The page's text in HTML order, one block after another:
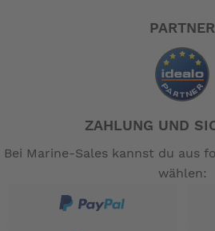
PARTNER
ZAHLUNG UND
Bei Marine-Sales kannst du aus
wählen: